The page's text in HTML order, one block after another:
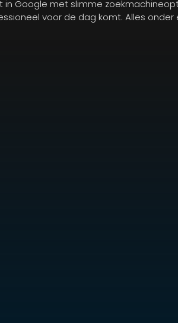
Google met slimme
voor de dag komt. Alles onder